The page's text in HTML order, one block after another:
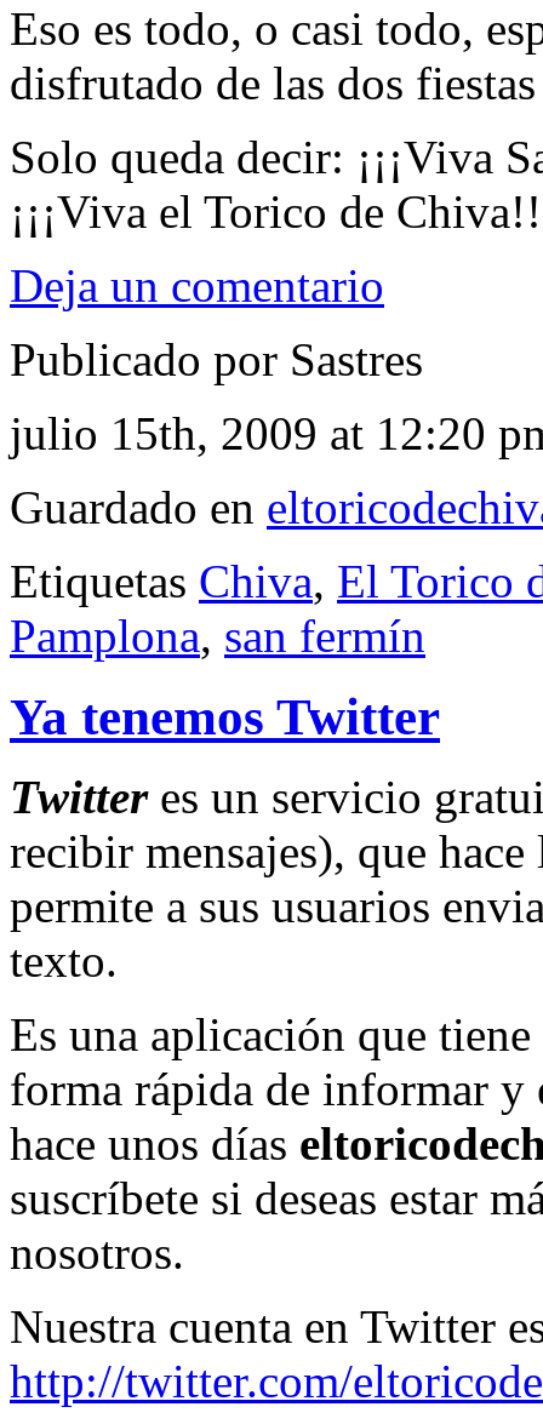
Eso es todo, o casi todo,
disfrutado de las dos
Solo queda decir: ¡¡¡Viva
¡¡¡Viva el Torico de
Deja un comentario
Publicado por Sastres
julio 15th, 2009 at 12:20
Guardado en
Etiquetas Chiva, El Torico
Pamplona, san fermín
Ya tenemos Twitter
Twitter es un servicio
recibir mensajes), que
permite a sus usuarios
texto.
Es una aplicación que
forma rápida de informar y
hace unos días
suscríbete si deseas estar
nosotros.
Nuestra cuenta en Twitter
http://twitter.com/